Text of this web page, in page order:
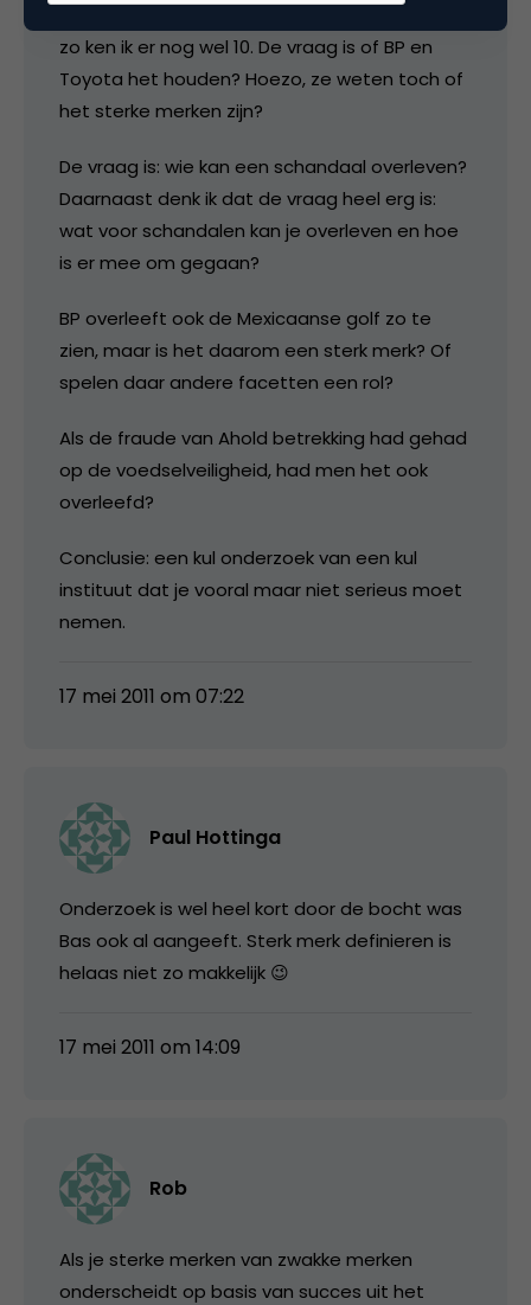
zo ken ik er nog wel 10. De vraag is of BP en
Toyota het houden? Hoezo, ze weten toch of
het sterke merken zijn?
De vraag is: wie kan een schandaal overleven?
Daarnaast denk ik dat de vraag heel erg is:
wat voor schandalen kan je overleven en hoe
is er mee om gegaan?
BP overleeft ook de Mexicaanse golf zo te
zien, maar is het daarom een sterk merk? Of
spelen daar andere facetten een rol?
Als de fraude van Ahold betrekking had gehad
op de voedselveiligheid, had men het ook
overleefd?
Conclusie: een kul onderzoek van een kul
instituut dat je vooral maar niet serieus moet
nemen.
17 mei 2011 om 07:22
Paul Hottinga
Onderzoek is wel heel kort door de bocht was
Bas ook al aangeeft. Sterk merk definieren is
helaas niet zo makkelijk 😉
17 mei 2011 om 14:09
Rob
Als je sterke merken van zwakke merken
onderscheidt op basis van succes uit het